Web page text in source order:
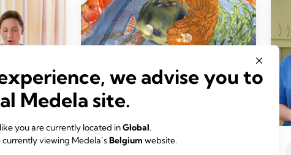
we advise you to
Medela site.
you are currently located inGlobal.
currently viewing Medela’sBelgium website.